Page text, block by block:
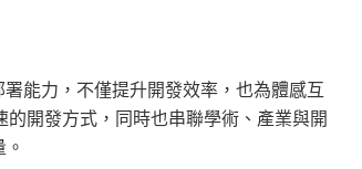
能力，不僅提升開發效率，也為體感互
開發方式，同時也串聯學術、產業與開